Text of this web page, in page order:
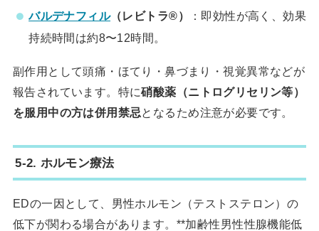
バルデナフィル（レビトラ®）
：即効性が高く、効果
持続時間は約8〜12時間。
副作用として頭痛・ほてり・鼻づまり・視覚異常などが
報告されています。特に硝酸薬（ニトログリセリン等）
を服用中の方は併用禁忌となるため注意が必要です。
5-2. ホルモン療法
EDの一因として、男性ホルモン（テストステロン）の
低下が関わる場合があります。**加齢性男性性腺機能低